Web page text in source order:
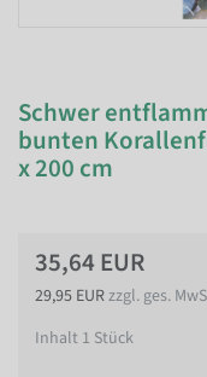
Schwer
bunten
x 200 cm
35,64 EUR
29,95 EURzzgl. ges.
Inhalt 1 Stück